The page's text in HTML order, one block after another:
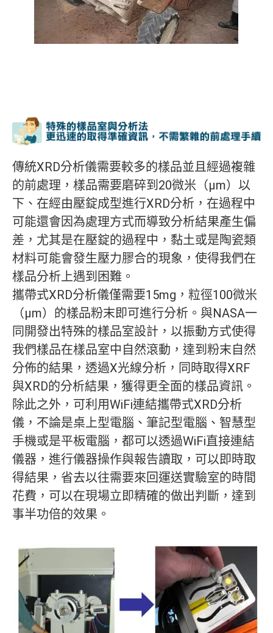
傳統XRD分析儀需要較多的樣品並且經過複雜
的前處理，樣品需要磨碎到20微米（μm）以
下、在經由壓錠成型進行XRD分析，在過程中
可能還會因為處理方式而導致分析結果產生偏
差，尤其是在壓錠的過程中，黏土或是陶瓷類
材料可能會發生壓力膠合的現象，使得我們在
樣品分析上遇到困難。
攜帶式XRD分析儀僅需要15mg，粒徑100微米
（μm）的樣品粉末即可進行分析。與NASA一
同開發出特殊的樣品室設計，以振動方式使得
我們樣品在樣品室中自然滾動，達到粉末自然
分佈的結果，透過X光線分析，同時取得XRF
與XRD的分析結果，獲得更全面的樣品資訊。
除此之外，可利用WiFi連結攜帶式XRD分析
儀，不論是桌上型電腦、筆記型電腦、智慧型
手機或是平板電腦，都可以透過WiFi直接連結
儀器，進行儀器操作與報告讀取，可以即時取
得結果，省去以往需要來回運送實驗室的時間
花費，可以在現場立即精確的做出判斷，達到
事半功倍的效果。